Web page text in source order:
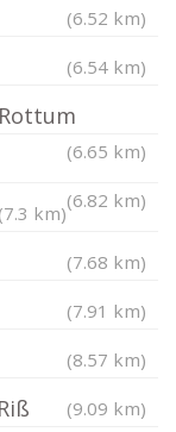
(6.52 km)
(6.54 km)
(6.65 km)
(6.82 km)
(7.3 km)
(7.68 km)
(7.91 km)
(8.57 km)
(9.09 km)